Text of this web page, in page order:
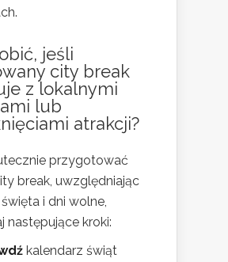
jeśli
city break
z lokalnymi
lub
atrakcji?
przygotować
break, uwzględniając
i dni wolne,
następujące kroki:
kalendarz świąt